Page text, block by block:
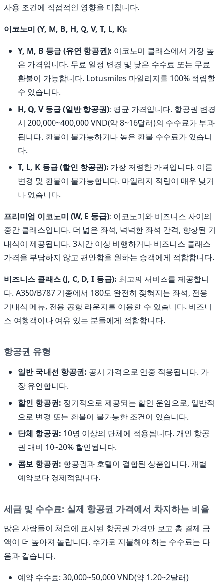
사용 조건에 직접적인 영향을 미칩니다.
이코노미 (Y, M, B, H, Q, V, T, L, K):
Y, M, B 등급 (유연 항공권): 이코노미 클래스에서 가장 높
은 가격입니다. 무료 일정 변경 및 낮은 수수료 또는 무료
환불이 가능합니다. Lotusmiles 마일리지를 100% 적립할
수 있습니다.
H, Q, V 등급 (일반 항공권): 평균 가격입니다. 항공권 변경
시 200,000~400,000 VND(약 8~16달러)의 수수료가 부과
됩니다. 환불이 불가능하거나 높은 환불 수수료가 있습니
다.
T, L, K 등급 (할인 항공권): 가장 저렴한 가격입니다. 이름
변경 및 환불이 불가능합니다. 마일리지 적립이 매우 낮거
나 없습니다.
프리미엄 이코노미 (W, E 등급): 이코노미와 비즈니스 사이의
중간 클래스입니다. 더 넓은 좌석, 넉넉한 좌석 간격, 향상된 기
내식이 제공됩니다. 3시간 이상 비행하거나 비즈니스 클래스
가격을 부담하지 않고 편안함을 원하는 승객에게 적합합니다.
비즈니스 클래스 (J, C, D, I 등급): 최고의 서비스를 제공합니
다. A350/B787 기종에서 180도 완전히 젖혀지는 좌석, 전용
기내식 메뉴, 전용 공항 라운지를 이용할 수 있습니다. 비즈니
스 여행객이나 여유 있는 분들에게 적합합니다.
항공권 유형
일반 국내선 항공권: 공시 가격으로 연중 적용됩니다. 가
장 유연합니다.
할인 항공권: 정기적으로 제공되는 할인 운임으로, 일반적
으로 변경 또는 환불이 불가능한 조건이 있습니다.
단체 항공권: 10명 이상의 단체에 적용됩니다. 개인 항공
권 대비 10~20% 할인됩니다.
콤보 항공권: 항공권과 호텔이 결합된 상품입니다. 개별
예약보다 경제적입니다.
세금 및 수수료: 실제 항공권 가격에서 차지하는 비율
많은 사람들이 처음에 표시된 항공권 가격만 보고 총 결제 금
액이 더 높아져 놀랍니다. 추가로 지불해야 하는 수수료는 다
음과 같습니다.
예약 수수료: 30,000~50,000 VND(약 1.20~2달러)